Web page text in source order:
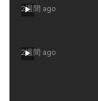
2週間 ago
2週間 ago